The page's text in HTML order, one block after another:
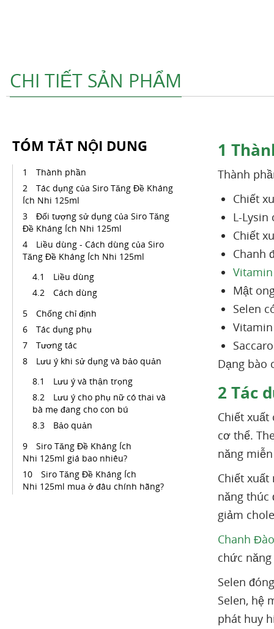
CHI TIẾT SẢN PHẨM
TÓM TẮT NỘI DUNG
Thành phần
Tác dụng của Siro Tăng Đề Kháng
Ích Nhi 125ml
Đối tượng sử dụng của Siro Tăng
Đề Kháng Ích Nhi 125ml
Liều dùng - Cách dùng của Siro
Tăng Đề Kháng Ích Nhi 125ml
Liều dùng
Cách dùng
Chống chỉ định
Tác dụng phụ
Tương tác
Lưu ý khi sử dụng và bảo quản
Lưu ý và thận trọng
Lưu ý cho phụ nữ có thai và
bà mẹ đang cho con bú
Bảo quản
Siro Tăng Đề Kháng Ích
Nhi 125ml giá bao nhiêu?
Siro Tăng Đề Kháng Ích
Nhi 125ml mua ở đâu chính hãng?
1
Thành
Chiết
L-
Chiết
Chanh
Mật
Selen
Dạng bào
2 Tác
Chiết xuất
cơ thể.
năng
Chiết xuất
năng thúc
giảm
Chanh Đào
chức
Selen
Selen, hệ
phát huy